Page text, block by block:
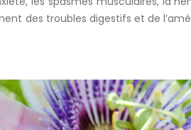
des troubles digestifs et de